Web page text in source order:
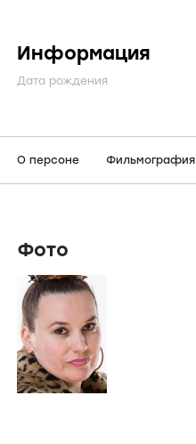
Информация
Дата рождения
О персоне Фильмография
Фото